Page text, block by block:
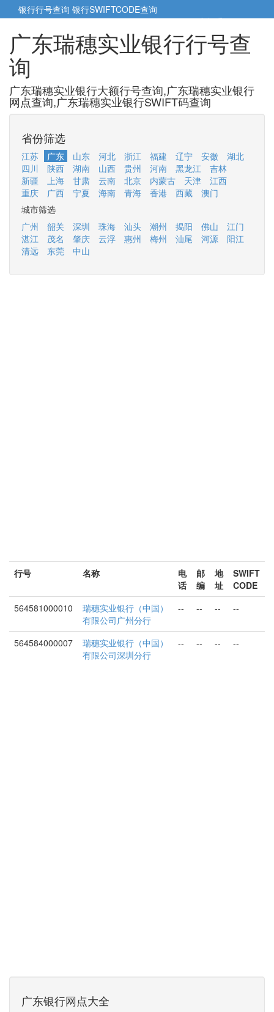
银行行号查询 银行SWIFTCODE查询
5cm小帮手5cm.cn
广东瑞穗实业银行行号查
询
广东瑞穗实业银行大额行号查询,广东瑞穗实业银行
网点查询,广东瑞穗实业银行SWIFT码查询
省份筛选
江苏 广东 山东 河北 浙江 福建 辽宁 安徽
湖北
四川
陕西 湖南 山西 贵州 河南 黑龙江
吉林
新疆
上海 甘肃 云南 北京 内蒙古 天津
江西
重庆
广西 宁夏 海南 青海 香港 西藏
澳门
城市筛选
广州
韶关 深圳 珠海 汕头 潮州 揭阳 佛山
江门
湛江
茂名 肇庆 云浮 惠州 梅州 汕尾 河源
阳江
清远
东莞 中山
行号 名称
电
话
邮
编
地
址
SWIFT
CODE
564581000010
瑞穗实业银行（中国）
有限公司广州分行
-- -- -- --
564584000007
瑞穗实业银行（中国）
有限公司深圳分行
-- -- -- --
广东银行网点大全